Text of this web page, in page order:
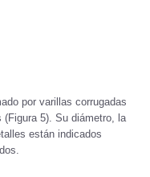
por varillas corrugadas
5). Su diámetro, la
están indicados